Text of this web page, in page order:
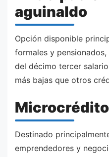
aguinaldo
Opción disponible
formales y
del décimo tercer
más bajas que otros
Microcrédito
Destinado
emprendedores y